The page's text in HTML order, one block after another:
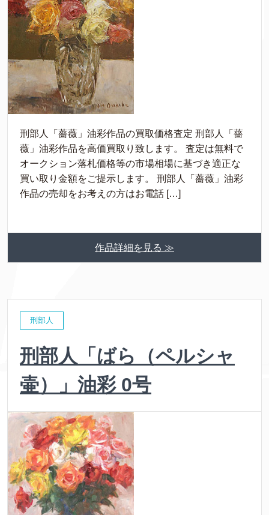
刑部人「薔薇」油彩作品の買取価格査定 刑部人「薔
薇」油彩作品を高価買取り致します。 査定は無料で
オークション落札価格等の市場相場に基づき適正な
買い取り金額をご提示します。 刑部人「薔薇」油彩
作品の売却をお考えの方はお電話 […]
作品詳細を見る ≫
刑部人
刑部人「ばら（ペルシャ
壷）」油彩 0号